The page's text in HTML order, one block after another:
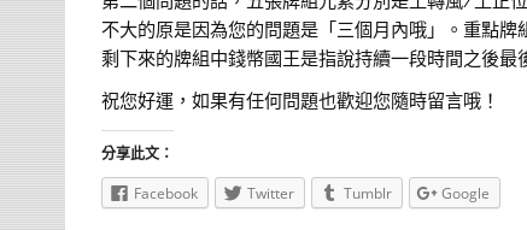
不大的原是因為您的問題是「三個月內哦」。重點
剩下來的牌組中錢幣國王是指說持續一段時間之後
祝您好運，如果有任何問題也歡迎您隨時留言哦！
分享此文：
Facebook Twitter Tumblr Google